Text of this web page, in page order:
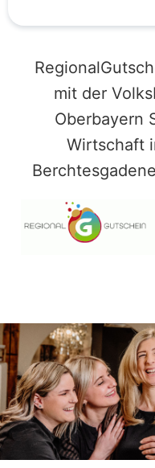
mit der
Oberbayern
Wirtschaft